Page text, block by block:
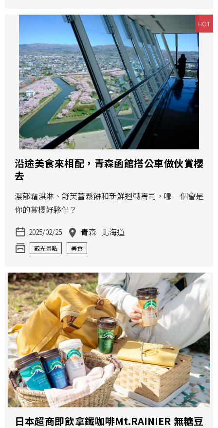
HOT
沿途美食來相配，青森函館搭公車做伙賞櫻
去
濃郁霜淇淋、舒芙蕾鬆餅和新鮮迴轉壽司，哪一個會是
你的賞櫻好夥伴？
2025/02/25 青森 北海道
觀光景點 美食
日本超商即飲拿鐵咖啡Mt.RAINIER 無糖豆